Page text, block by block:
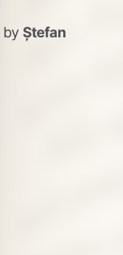
by Ștefan